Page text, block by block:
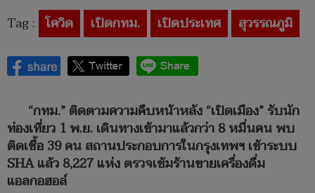
Tag : โควิด เปิดกทม. เปิดประเทศ สุวรรณภูมิ
“กทม.” ติดตามความคืบหน้าหลัง “เปิดเมือง” รับนัก
ท่องเที่ยว 1 พ.ย. เดินทางเข้ามาแล้วกว่า 8 หมื่นคน พบ
ติดเชื้อ 39 คน สถานประกอบการในกรุงเทพฯ เข้าระบบ
SHA แล้ว 8,227 แห่ง ตรวจเข้มร้านขายเครื่องดื่ม
แอลกอฮอล์